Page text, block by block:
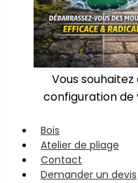
Vous
configuration
Bois
Atelier de pliage
Contact
Demander un devis